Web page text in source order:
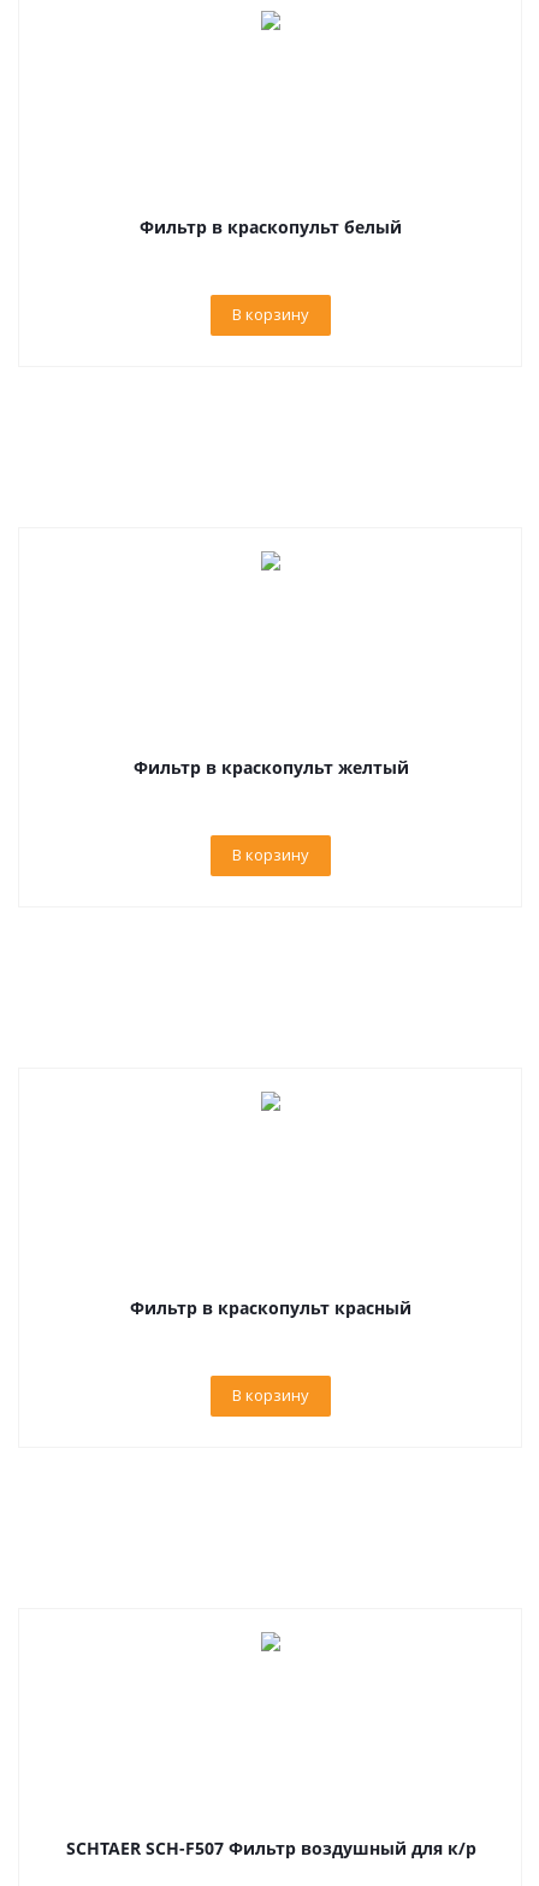
Фильтр в краскопульт белый
В корзину
Фильтр в краскопульт желтый
В корзину
Фильтр в краскопульт красный
В корзину
SCHTAER SCH-F507 Фильтр воздушный для к/р